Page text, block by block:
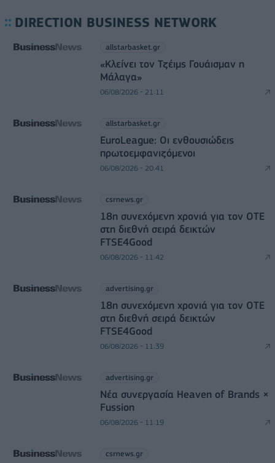
DIRECTION BUSINESS NETWORK
allstarbasket.gr
«Κλείνει τον Τζέιμς Γουάισμαν η
Μάλαγα»
06/08/2026 - 21:11
allstarbasket.gr
EuroLeague: Οι ενθουσιώδεις
πρωτοεμφανιζόμενοι
06/08/2026 - 20:41
csrnews.gr
18η συνεχόμενη χρονιά για τον ΟΤΕ
στη διεθνή σειρά δεικτών
FTSE4Good
06/08/2026 - 11:42
advertising.gr
18η συνεχόμενη χρονιά για τον ΟΤΕ
στη διεθνή σειρά δεικτών
FTSE4Good
06/08/2026 - 11:39
advertising.gr
Νέα συνεργασία Heaven of Brands ×
Fussion
06/08/2026 - 11:19
csrnews.gr